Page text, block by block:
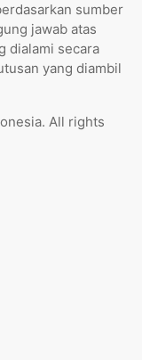
sumber
jawab atas
dialami secara
yang diambil
All rights